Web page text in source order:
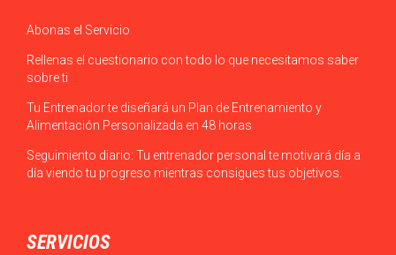
Abonas el Servicio
Rellenas el cuestionario con todo lo que necesitamos saber
sobre ti
Tu Entrenador te diseñará un Plan de Entrenamiento y
Alimentación Personalizada en 48 horas
Seguimiento diario: Tu entrenador personal te motivará día a
día viendo tu progreso mientras consigues tus objetivos.
SERVICIOS